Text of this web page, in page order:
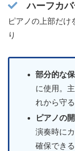
ハーフカバ
ピアノの上部だけ
り
部分的な
に使用。
れから守
ピアノの
演奏時に
確保できる